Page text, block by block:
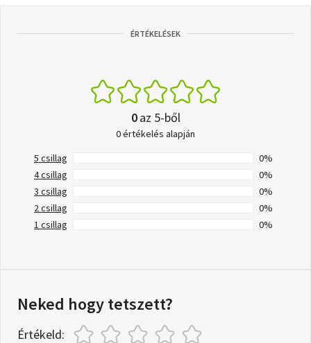
ÉRTÉKELÉSEK
0az 5-ből
0 értékelés alapján
5 csillag
0%
4 csillag
0%
3 csillag
0%
2 csillag
0%
1 csillag
0%
Neked hogy tetszett?
Értékeld: